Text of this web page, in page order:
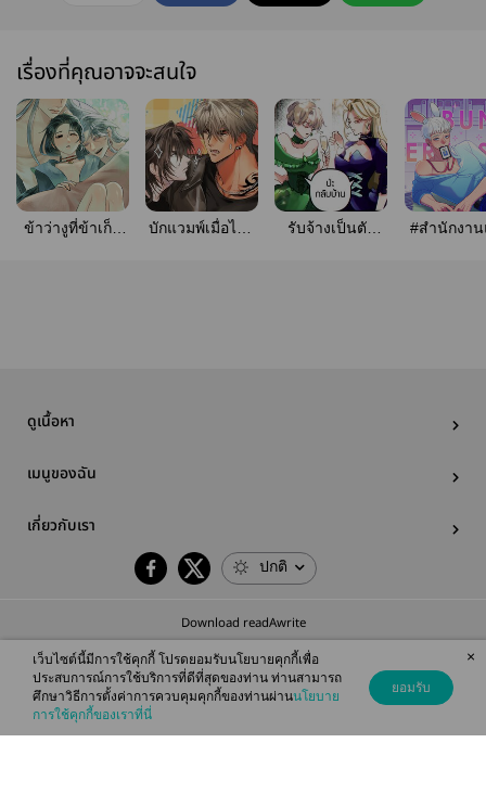
เรื่องที่คุณอาจจะสนใจ
ข้าว่างูที่ข้าเก็บ
บักแวมพ์เมื่อไหร่
รับจ้างเป็นตัว
#สำนักงา
ดูเนื้อหา
เมนูของฉัน
เกี่ยวกับเรา
ปกติ
Download readAwrite
© 2026 readAwrite.com by MEB Corporation Public Company Limited
This site is protected by reCAPTCHA and the Google
เว็บไซต์นี้มีการใช้คุกกี้ โปรดยอมรับนโยบายคุกกี้เพื่อ
ประสบการณ์การใช้บริการที่ดีที่สุดของท่าน ท่านสามารถ
ศึกษาวิธีการตั้งค่าการควบคุมคุกกี้ของท่านผ่านนโยบาย
การใช้คุกกี้ของเราที่นี่
ยอมรับ
×